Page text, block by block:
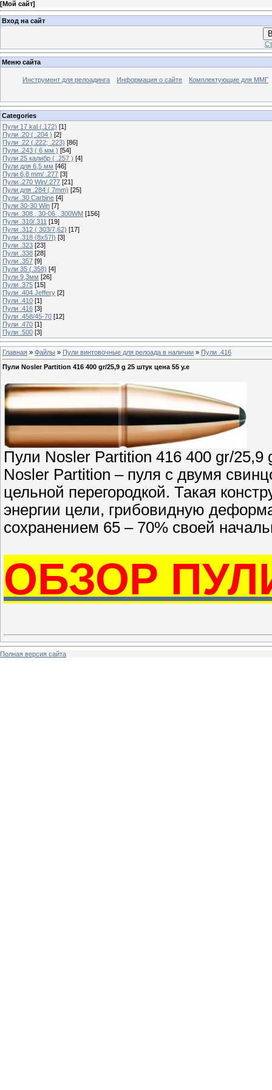
[Мой сайт]
Вход на сайт
Меню сайта
Инструмент для релоадинга Информация о сайте Комплектующие для ММГ
Categories
Пули 17 kal (.172) [1]
Пули .20 ( .204 ) [2]
Пули .22 (.222; .223) [86]
Пули .243 ( 6 мм ) [54]
Пули 25 калибр ( .257 ) [4]
Пули для 6,5 мм [46]
Пули 6,8 mm/ .277 [3]
Пули .270 Win/.277 [21]
Пули для .284 ( 7mm) [25]
Пули .30 Carbine [4]
Пули 30-30 Win [7]
Пули .308 , 30-06 , 300WM [156]
Пули .310/.311 [19]
Пули .312 ( 303/7,62) [17]
Пули .318 (8х57I) [3]
Пули .323 [23]
Пули .338 [28]
Пули .357 [9]
Пули 35 (.358) [4]
Пули 9,3мм [26]
Пули .375 [15]
Пули .404 Jeffery [2]
Пули .410 [1]
Пули .416 [3]
Пули .458/45-70 [12]
Пули .470 [1]
Пули .500 [3]
Главная » Файлы » Пули винтовочные для релоада в наличии » Пули .416
Пули Nosler Partition 416 400 gr/25,9 g 25 штук цена 55 у.е
Пули Nosler Partition 416 400 gr/25,9
Nosler Partition – пуля с двумя
цельной перегородкой. Такая
энергии цели, грибовидную
сохранением 65 – 70% своей
ОБЗОР
Полная версия сайта